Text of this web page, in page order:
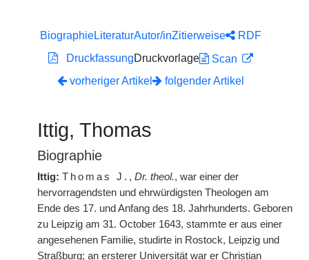
BiographieLiteraturAutor/inZitierweise
RDF
DruckfassungDruckvorlage
Scan
vorheriger Artikel
folgender Artikel
Ittig, Thomas
Biographie
Ittig: Thomas J. , Dr. theol., war einer der
hervorragendsten und ehrwürdigsten Theologen am
Ende des 17. und Anfang des 18. Jahrhunderts. Geboren
zu Leipzig am 31. October 1643, stammte er aus einer
angesehenen Familie, studirte in Rostock, Leipzig und
Straßburg; an ersterer Universität war er Christian